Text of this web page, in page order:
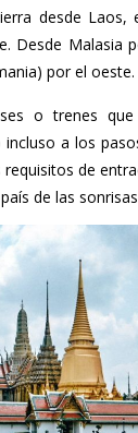
desde Laos,
Desde Malasia
por el oeste.
o trenes
a los
requisitos de
de las